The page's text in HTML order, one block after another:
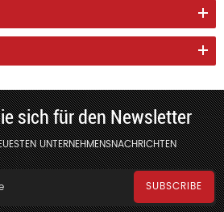
sich für den Newsletter
UNTERNEHMENSNACHRICHTEN